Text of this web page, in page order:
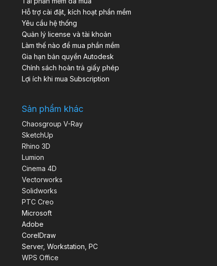
Hỗ trợ cài đặt, kích hoạt phần mềm
Yêu cầu hệ thống
Quản lý license và tài khoản
Làm thế nào để mua phần mềm
Gia hạn bản quyền Autodesk
Chính sách hoàn trả giấy phép
Lợi ích khi mua Subscription
Sản phẩm khác
Chaosgroup V-Ray
SketchUp
Rhino 3D
Lumion
Cinema 4D
Vectorworks
Solidworks
PTC Creo
Microsoft
Adobe
CorelDraw
Server, Workstation, PC
WPS Office